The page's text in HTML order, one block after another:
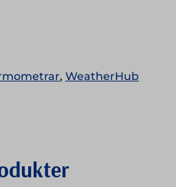
, WeatherHub